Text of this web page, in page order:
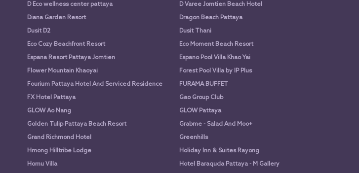
D Eco wellness center pattaya
D Varee Jomtien Beach Hotel
Diana Garden Resort
Dragon Beach Pattaya
Dusit D2
Dusit Thani
Eco Cozy Beachfront Resort
Eco Moment Beach Resort
Espana Resort Pattaya Jomtien
Espano Pool Villa Khao Yai
Flower Mountain Khaoyai
Forest Pool Villa by IP Plus
Fourium Pattaya Hotel And Serviced Residence
FURAMA BUFFET
FX Hotel Pattaya
Gao Group Club
GLOW Ao Nang
GLOW Pattaya
Golden Tulip Pattaya Beach Resort
Grabme - Salad And Moo+
Grand Richmond Hotel
Greenhills
Hmong Hilltribe Lodge
Holiday Inn & Suites Rayong
Homu Villa
Hotel Baraquda Pattaya - M Gallery